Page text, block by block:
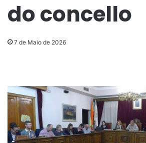
do concello
7 de Maio de 2026